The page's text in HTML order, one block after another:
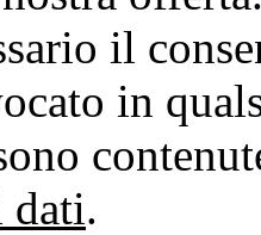
il
in
dati.